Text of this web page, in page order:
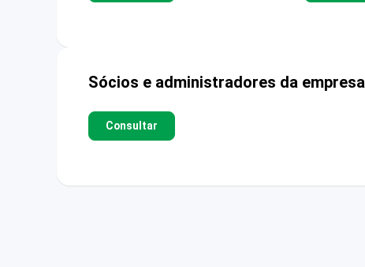
Sócios e administradores da empresa
Consultar